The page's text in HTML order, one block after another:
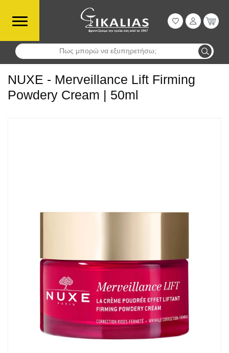
Πως μπορώ να εξυπηρετήσω;
Αναζήτηση
NUXE - Merveillance Lift Firming
Powdery Cream | 50ml